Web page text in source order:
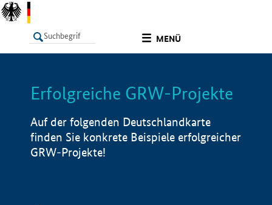
MENÜ
LISTE Info
Erfolgreiche GRW-Projekte
Auf der folgenden Deutschlandkarte
finden Sie konkrete Beispiele erfolgreicher
GRW-Projekte!